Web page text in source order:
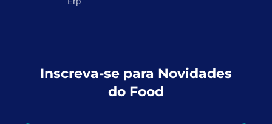
Inscreva-se para Novidades
do Food